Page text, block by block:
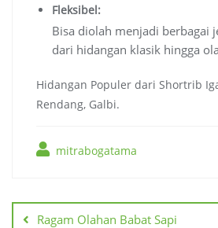
Fleksibel:
Bisa diolah menjadi berbagai
dari hidangan klasik hingga
Hidangan Populer dari Shortrib
Rendang, Galbi.
mitrabogatama
posRagam Olahan Babat Sapi